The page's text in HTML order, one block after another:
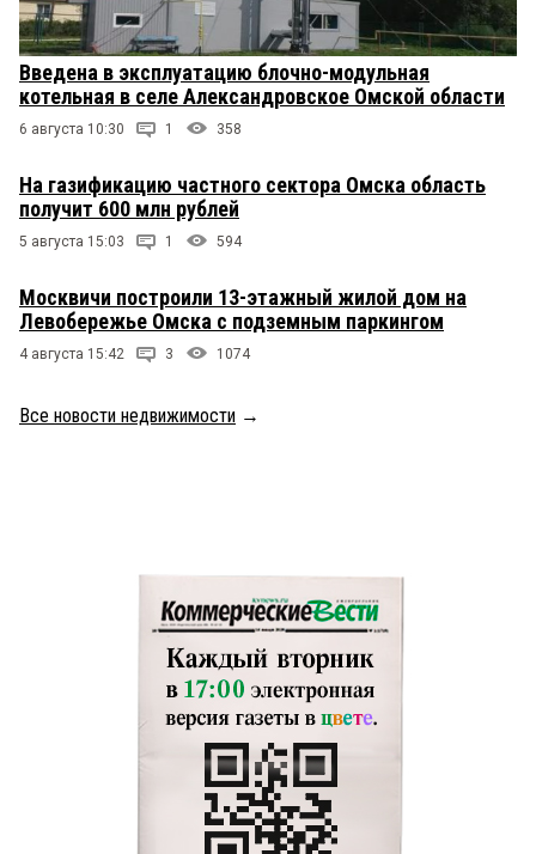
Введена в эксплуатацию блочно-модульная
котельная в селе Александровское Омской области
6 августа 10:30 1 358
На газификацию частного сектора Омска область
получит 600 млн рублей
5 августа 15:03 1 594
Москвичи построили 13-этажный жилой дом на
Левобережье Омска с подземным паркингом
4 августа 15:42 3 1074
Все новости недвижимости →